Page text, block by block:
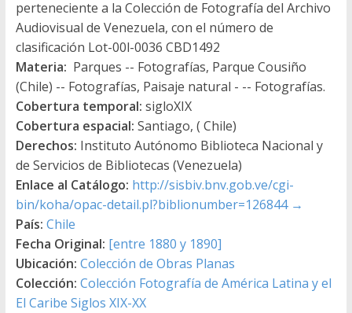
perteneciente a la Colección de Fotografía del Archivo
Audiovisual de Venezuela, con el número de
clasificación Lot-00l-0036 CBD1492
Materia: Parques -- Fotografías, Parque Cousiño
(Chile) -- Fotografías, Paisaje natural - -- Fotografías.
Cobertura temporal: sigloXIX
Cobertura espacial: Santiago, ( Chile)
Derechos: Instituto Autónomo Biblioteca Nacional y
de Servicios de Bibliotecas (Venezuela)
Enlace al Catálogo: http://sisbiv.bnv.gob.ve/cgi-
bin/koha/opac-detail.pl?biblionumber=126844 →
País: Chile
Fecha Original: [entre 1880 y 1890]
Ubicación: Colección de Obras Planas
Colección: Colección Fotografía de América Latina y el
El Caribe Siglos XIX-XX